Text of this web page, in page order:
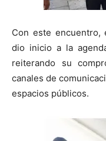
Con este encuentro,
dio inicio a la
reiterando su
canales de
espacios públicos.